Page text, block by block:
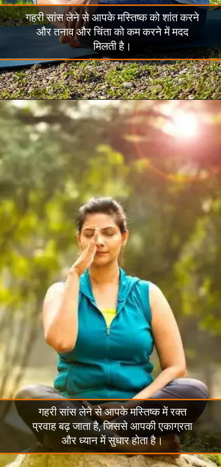
गहरी सांस लेने से आपके मस्तिष्क को शांत करने
और तनाव और चिंता को कम करने में मदद
मिलती है।
गहरी सांस लेने से आपके मस्तिष्क में रक्त
प्रवाह बढ़ जाता है, जिससे आपकी एकाग्रता
और ध्यान में सुधार होता है।